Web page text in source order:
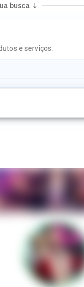
busca ↓
e serviços.